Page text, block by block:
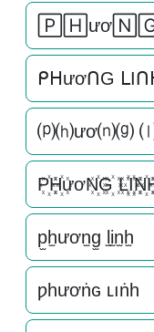
ᑭᕼươᑎG
⒫⒣ươ⒩⒢
P꙰H꙰ươN꙰G꙰
p̫h̫ươn̫g̫ l̫i̫n̫h̫
ƿһươṅɢ ʟıṅһ